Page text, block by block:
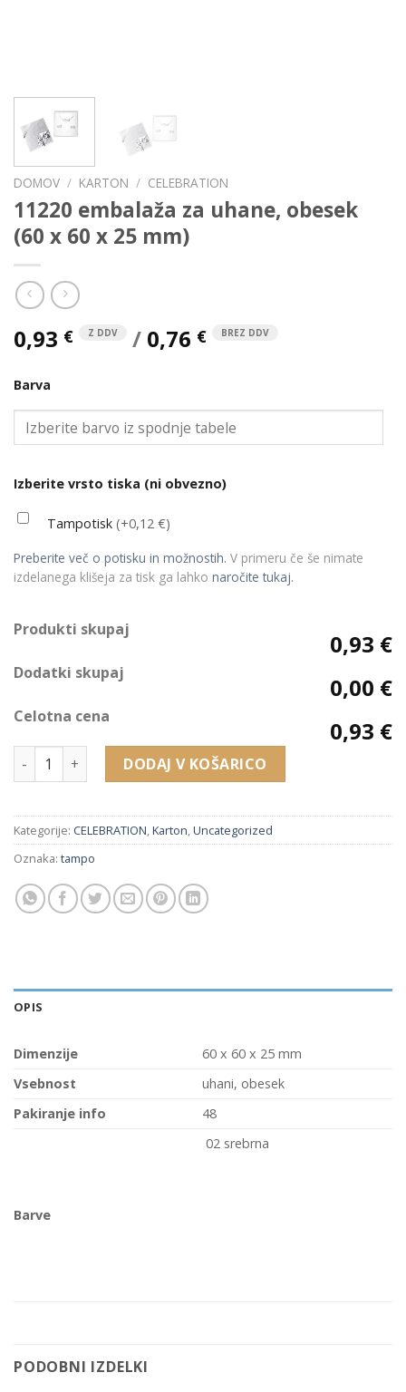
DOMOV / KARTON / CELEBRATION
11220 embalaža za uhane, obesek
(60 x 60 x 25 mm)
0,93 € Z DDV / 0,76 € BREZ DDV
Barva
Izberite vrsto tiska (ni obvezno)
Tampotisk (+0,12 €)
Preberite več o potisku in možnostih. V primeru če še nimate
izdelanega klišeja za tisk ga lahko naročite tukaj.
Produkti skupaj 0,93 €
Dodatki skupaj 0,00 €
Celotna cena 0,93 €
11220 embalaža za uhane, obesek (60 x 60 x 25 mm) količina
DODAJ V KOŠARICO
Kategorije: CELEBRATION,Karton,Uncategorized
Oznaka: tampo
OPIS
Dimenzije
60 x 60 x 25 mm
Vsebnost
uhani, obesek
Pakiranje info
48
Barve
02 srebrna
PODOBNI IZDELKI